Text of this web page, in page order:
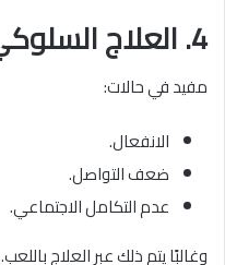
4. العلاج السلوكي
مفيد في حالات:
الانفعال.
ضعف التواصل.
عدم التكامل الاجتماعي.
وغالبًا يتم ذلك عبر العلاج باللعب.